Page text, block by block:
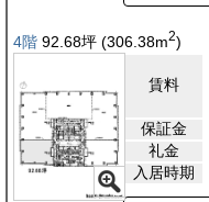
4階 92.68坪 (306.38m2)
賃料
保証金
礼金
入居時期